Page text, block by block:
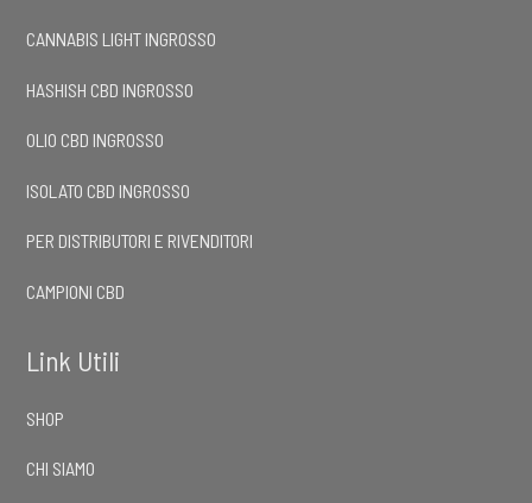
CANNABIS LIGHT INGROSSO
HASHISH CBD INGROSSO
OLIO CBD INGROSSO
ISOLATO CBD INGROSSO
PER DISTRIBUTORI E RIVENDITORI
CAMPIONI CBD
Link Utili
SHOP
CHI SIAMO